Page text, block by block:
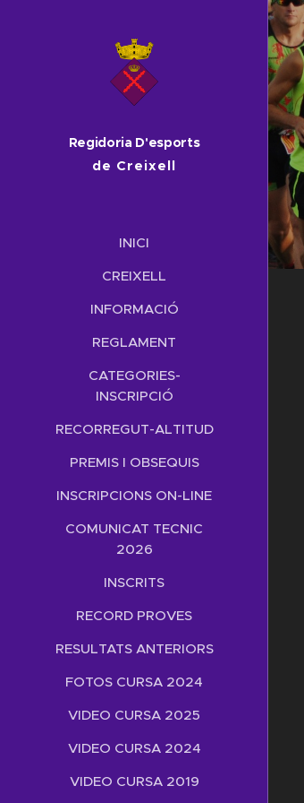
Regidoria D'esports
de Creixell
INICI
CREIXELL
INFORMACIÓ
REGLAMENT
CATEGORIES-
INSCRIPCIÓ
RECORREGUT-ALTITUD
PREMIS I OBSEQUIS
INSCRIPCIONS ON-LINE
COMUNICAT TECNIC
2026
INSCRITS
RECORD PROVES
RESULTATS ANTERIORS
FOTOS CURSA 2024
VIDEO CURSA 2025
VIDEO CURSA 2024
VIDEO CURSA 2019